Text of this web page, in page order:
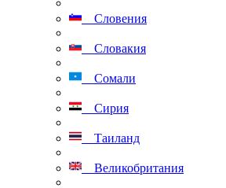
Словения
Словакия
Сомали
Сирия
Таиланд
Великобритания